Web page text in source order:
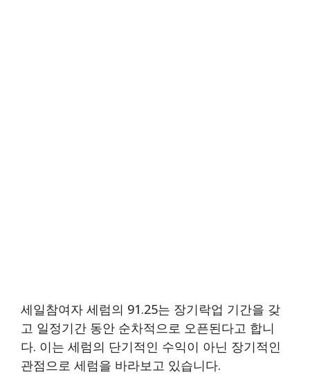
세일참여자 세럼의 91.25는 장기락업 기간을 갖
고 일정기간 동안 순차적으로 오픈된다고 합니
다. 이는 세럼의 단기적인 수익이 아닌 장기적인
관점으로 세럼을 바라보고 있습니다.